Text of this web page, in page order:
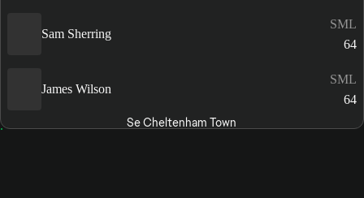
Sam Sherring
SML
64
James Wilson
SML
64
Se Cheltenham Town